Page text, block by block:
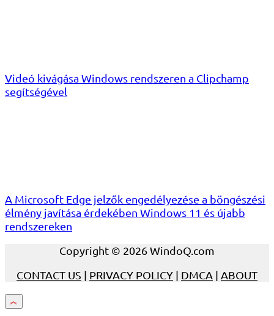
Videó kivágása Windows rendszeren a Clipchamp
segítségével
A Microsoft Edge jelzők engedélyezése a böngészési
élmény javítása érdekében Windows 11 és újabb
rendszereken
Copyright © 2026 WindoQ.com
CONTACT US | PRIVACY POLICY | DMCA | ABOUT